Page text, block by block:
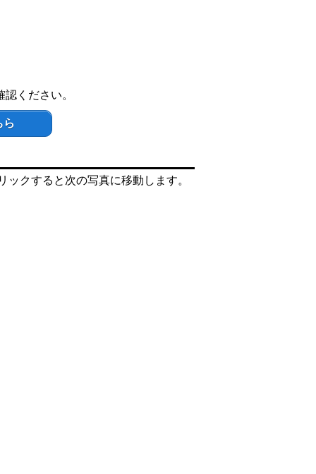
ください。
ら
クすると次の写真に移動します。